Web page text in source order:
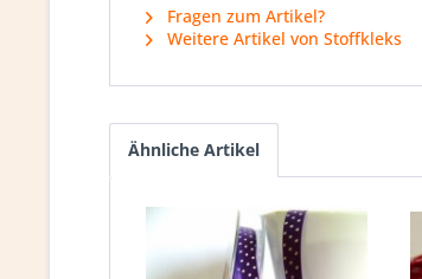
Fragen zum Artikel?
Weitere Artikel von Stoffkleks
Ähnliche Artikel